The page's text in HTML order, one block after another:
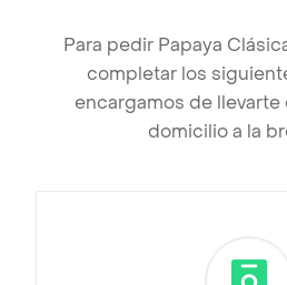
Para pedir Papaya
completar los
encargamos de
domicilio a la